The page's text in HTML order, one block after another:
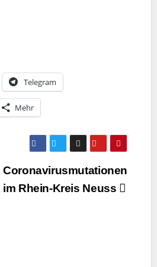
Tele­gram
Mehr
Coronavirusmutationen
im Rhein-Kreis Neuss